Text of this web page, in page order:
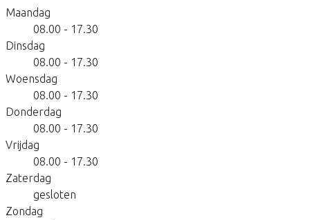
Maandag
08.00 - 17.30
Dinsdag
08.00 - 17.30
Woensdag
08.00 - 17.30
Donderdag
08.00 - 17.30
Vrijdag
08.00 - 17.30
Zaterdag
gesloten
Zondag